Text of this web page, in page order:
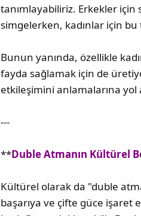
tanımlayabiliriz. Erkekler için
simgelerken, kadınlar için
Bunun yanında, özellikle
fayda sağlamak için de
etkileşimini anlamalarına yol
---
**Duble Atmanın Kültürel
Kültürel olarak da "duble
başarıya ve çifte güce işaret